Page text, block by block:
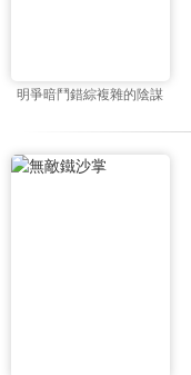
明爭暗鬥錯綜複雜的陰謀